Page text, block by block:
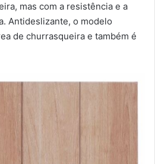
mas com a resistência e a
Antideslizante, o modelo
de churrasqueira e também é